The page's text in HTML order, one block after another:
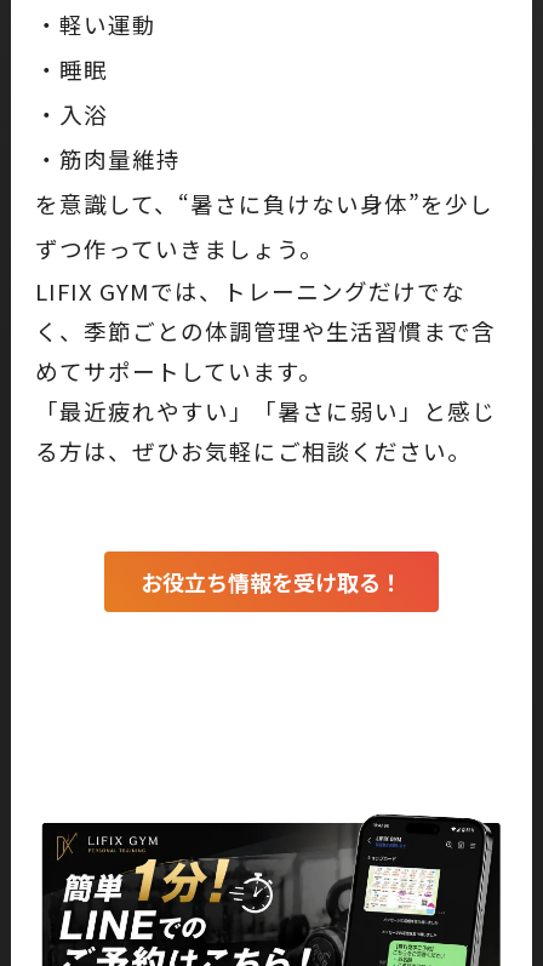
・軽い運動
・睡眠
・入浴
・筋肉量維持
を意識して、“暑さに負けない身体”を少し
ずつ作っていきましょう。
LIFIX GYMでは、トレーニングだけでな
く、季節ごとの体調管理や生活習慣まで含
めてサポートしています。
「最近疲れやすい」「暑さに弱い」と感じ
る方は、ぜひお気軽にご相談ください。
お役立ち情報を受け取る！